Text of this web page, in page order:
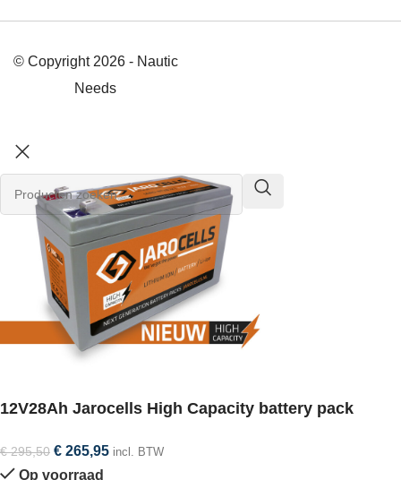
© Copyright 2026 - Nautic
Needs
12V28Ah Jarocells High Capacity battery pack
€295,50 € 265,95 incl. BTW
Op voorraad